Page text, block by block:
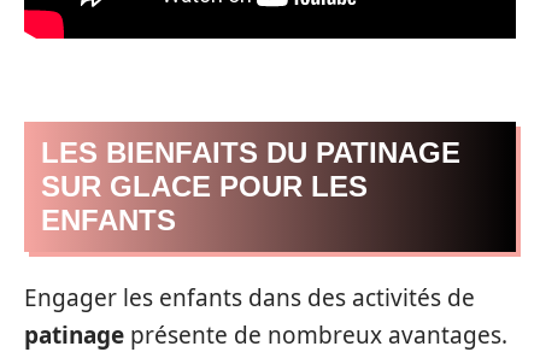
LES BIENFAITS DU PATINAGE
SUR GLACE POUR LES
ENFANTS
Engager les enfants dans des activités de
patinage présente de nombreux avantages.